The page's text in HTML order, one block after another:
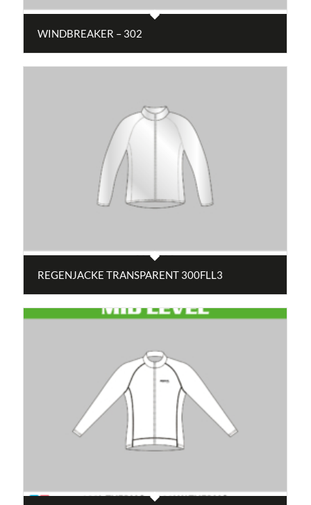
WINDBREAKER – 302
REGENJACKE TRANSPARENT 300FLL3